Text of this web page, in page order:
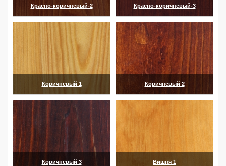
Красно-коричневый-2 Красно-коричневый-3
Коричневый 1 Коричневый 2
Коричневый 3 Вишня 1